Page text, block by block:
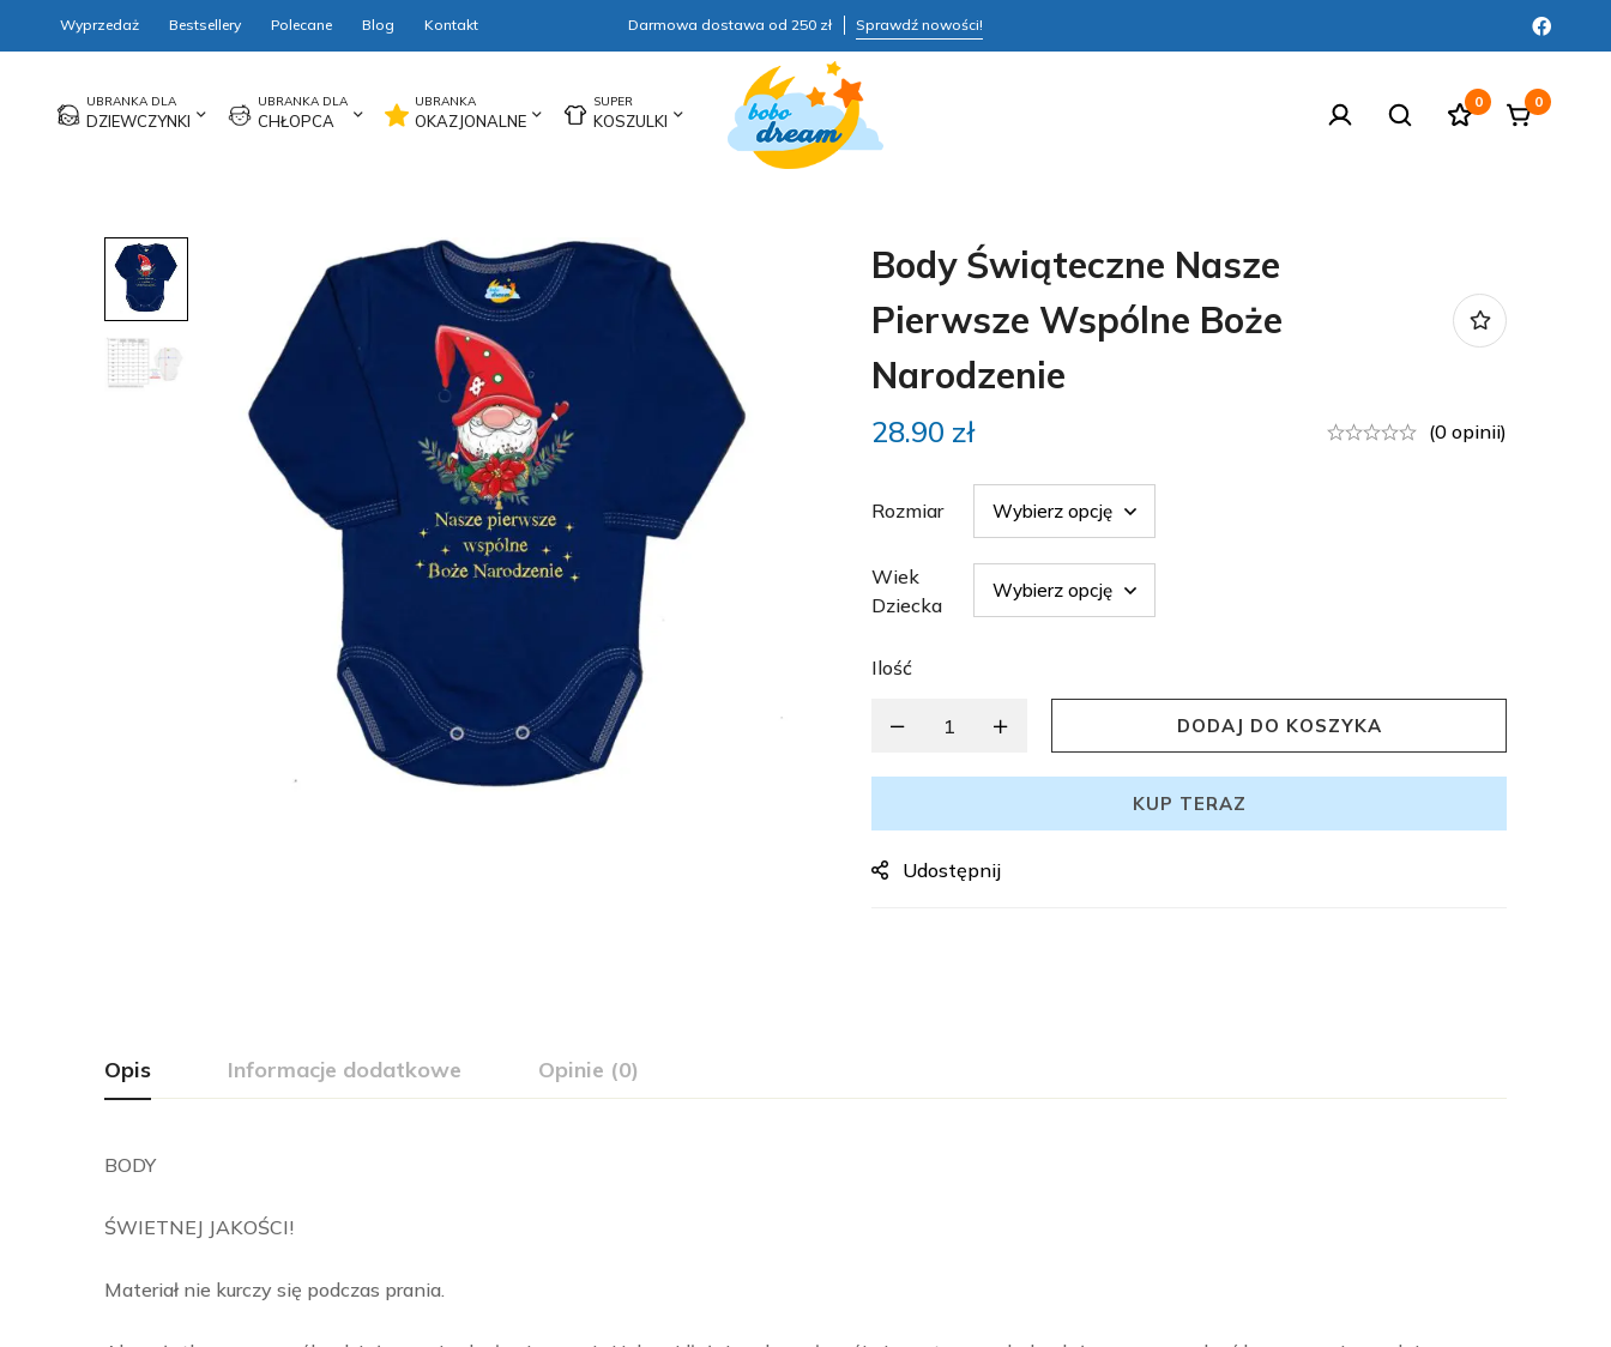
Wyprzedaż Bestsellery Polecane Blog Kontakt Darmowa dostawa od 250 zł Sprawdź nowości!
DZIEWCZYNKI CHŁOPCA OKAZJONALNE KOSZULKI
0 0
Body Świąteczne Nasze
Pierwsze Wspólne Boże
Narodzenie
28.90 zł (0 opinii)
Rozmiar
Wiek
Dziecka
Ilość
DODAJ DO KOSZYKA
KUP TERAZ
Udostępnij
Opis Informacje dodatkowe Opinie (0)
BODY
ŚWIETNEJ JAKOŚCI!
Materiał nie kurczy się podczas prania.